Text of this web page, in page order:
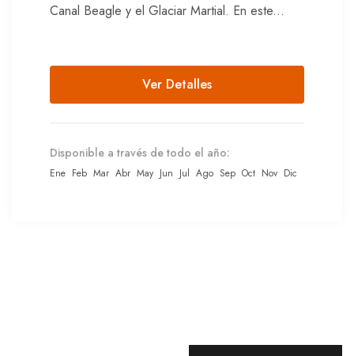
Canal Beagle y el Glaciar Martial. En este...
Ver Detalles
Disponible a través de todo el año:
Ene Feb Mar Abr May Jun Jul Ago Sep Oct Nov Dic